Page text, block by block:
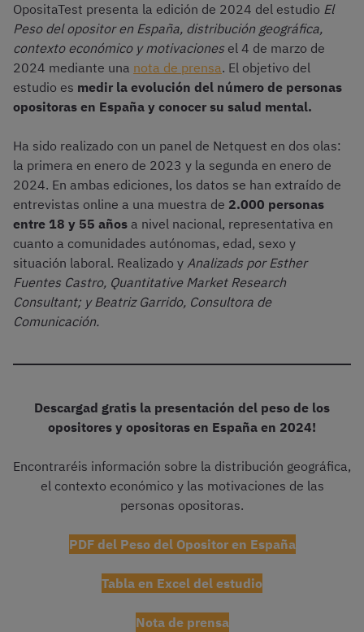
OpositaTest presenta la edición de 2024 del estudio El
Peso del opositor en España, distribución geográfica,
contexto económico y motivaciones el 4 de marzo de
2024 mediante una nota de prensa. El objetivo del
estudio es medir la evolución del número de personas
opositoras en España y conocer su salud mental.
Ha sido realizado con un panel de Netquest en dos olas:
la primera en enero de 2023 y la segunda en enero de
2024. En ambas ediciones, los datos se han extraído de
entrevistas online a una muestra de 2.000 personas
entre 18 y 55 años a nivel nacional, representativa en
cuanto a comunidades autónomas, edad, sexo y
situación laboral. Realizado y Analizads por Esther
Fuentes Castro, Quantitative Market Research
Consultant; y Beatriz Garrido, Consultora de
Comunicación.
Descargad gratis la presentación del peso de los
opositores y opositoras en España en 2024!
Encontraréis información sobre la distribución geográfica,
el contexto económico y las motivaciones de las
personas opositoras.
PDF del Peso del Opositor en España
Tabla en Excel del estudio
Nota de prensa